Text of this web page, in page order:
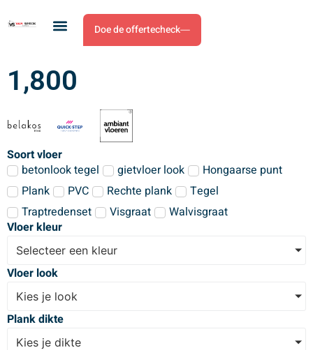
Doe de offertecheck
1,800
Soort vloer
betonlook tegel
gietvloer look
Hongaarse punt
Plank
PVC Rechte plank
Tegel
Traptredenset
Visgraat
Walvisgraat
Vloer kleur
Selecteer een kleur
Vloer look
Kies je look
Plank dikte
Kies je dikte